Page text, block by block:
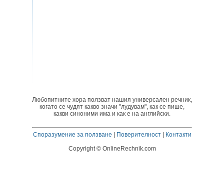
Любопитните хора ползват нашия универсален речник,
когато се чудят какво значи "лудувам", как се пише,
какви синоними има и как е на английски.
Споразумение за ползване Поверителност|
Контакти
Copyright © OnlineRechnik.com